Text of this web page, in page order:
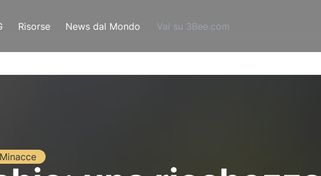
Risorse News dal Mondo Vai su 3Bee.com
Minacce